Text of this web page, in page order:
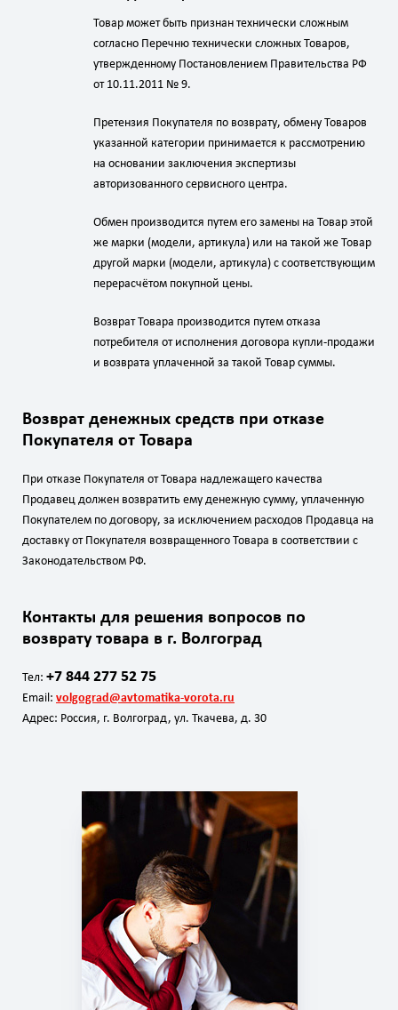
Товар может быть признан технически сложным
согласно Перечню технически сложных Товаров,
утвержденному Постановлением Правительства РФ
от 10.11.2011 № 9.
Претензия Покупателя по возврату, обмену Товаров
указанной категории принимается к рассмотрению
на основании заключения экспертизы
авторизованного сервисного центра.
Обмен производится путем его замены на Товар этой
же марки (модели, артикула) или на такой же Товар
другой марки (модели, артикула) с соответствующим
перерасчётом покупной цены.
Возврат Товара производится путем отказа
потребителя от исполнения договора купли-продажи
и возврата уплаченной за такой Товар суммы.
Возврат денежных средств при отказе
Покупателя от Товара
При отказе Покупателя от Товара надлежащего качества
Продавец должен возвратить ему денежную сумму, уплаченную
Покупателем по договору, за исключением расходов Продавца на
доставку от Покупателя возвращенного Товара в соответствии с
Законодательством РФ.
Контакты для решения вопросов по
возврату товара в г. Волгоград
Тел: +7 844 277 52 75
Email: volgograd@avtomatika-vorota.ru
Адрес: Россия, г. Волгоград, ул. Ткачева, д. 30